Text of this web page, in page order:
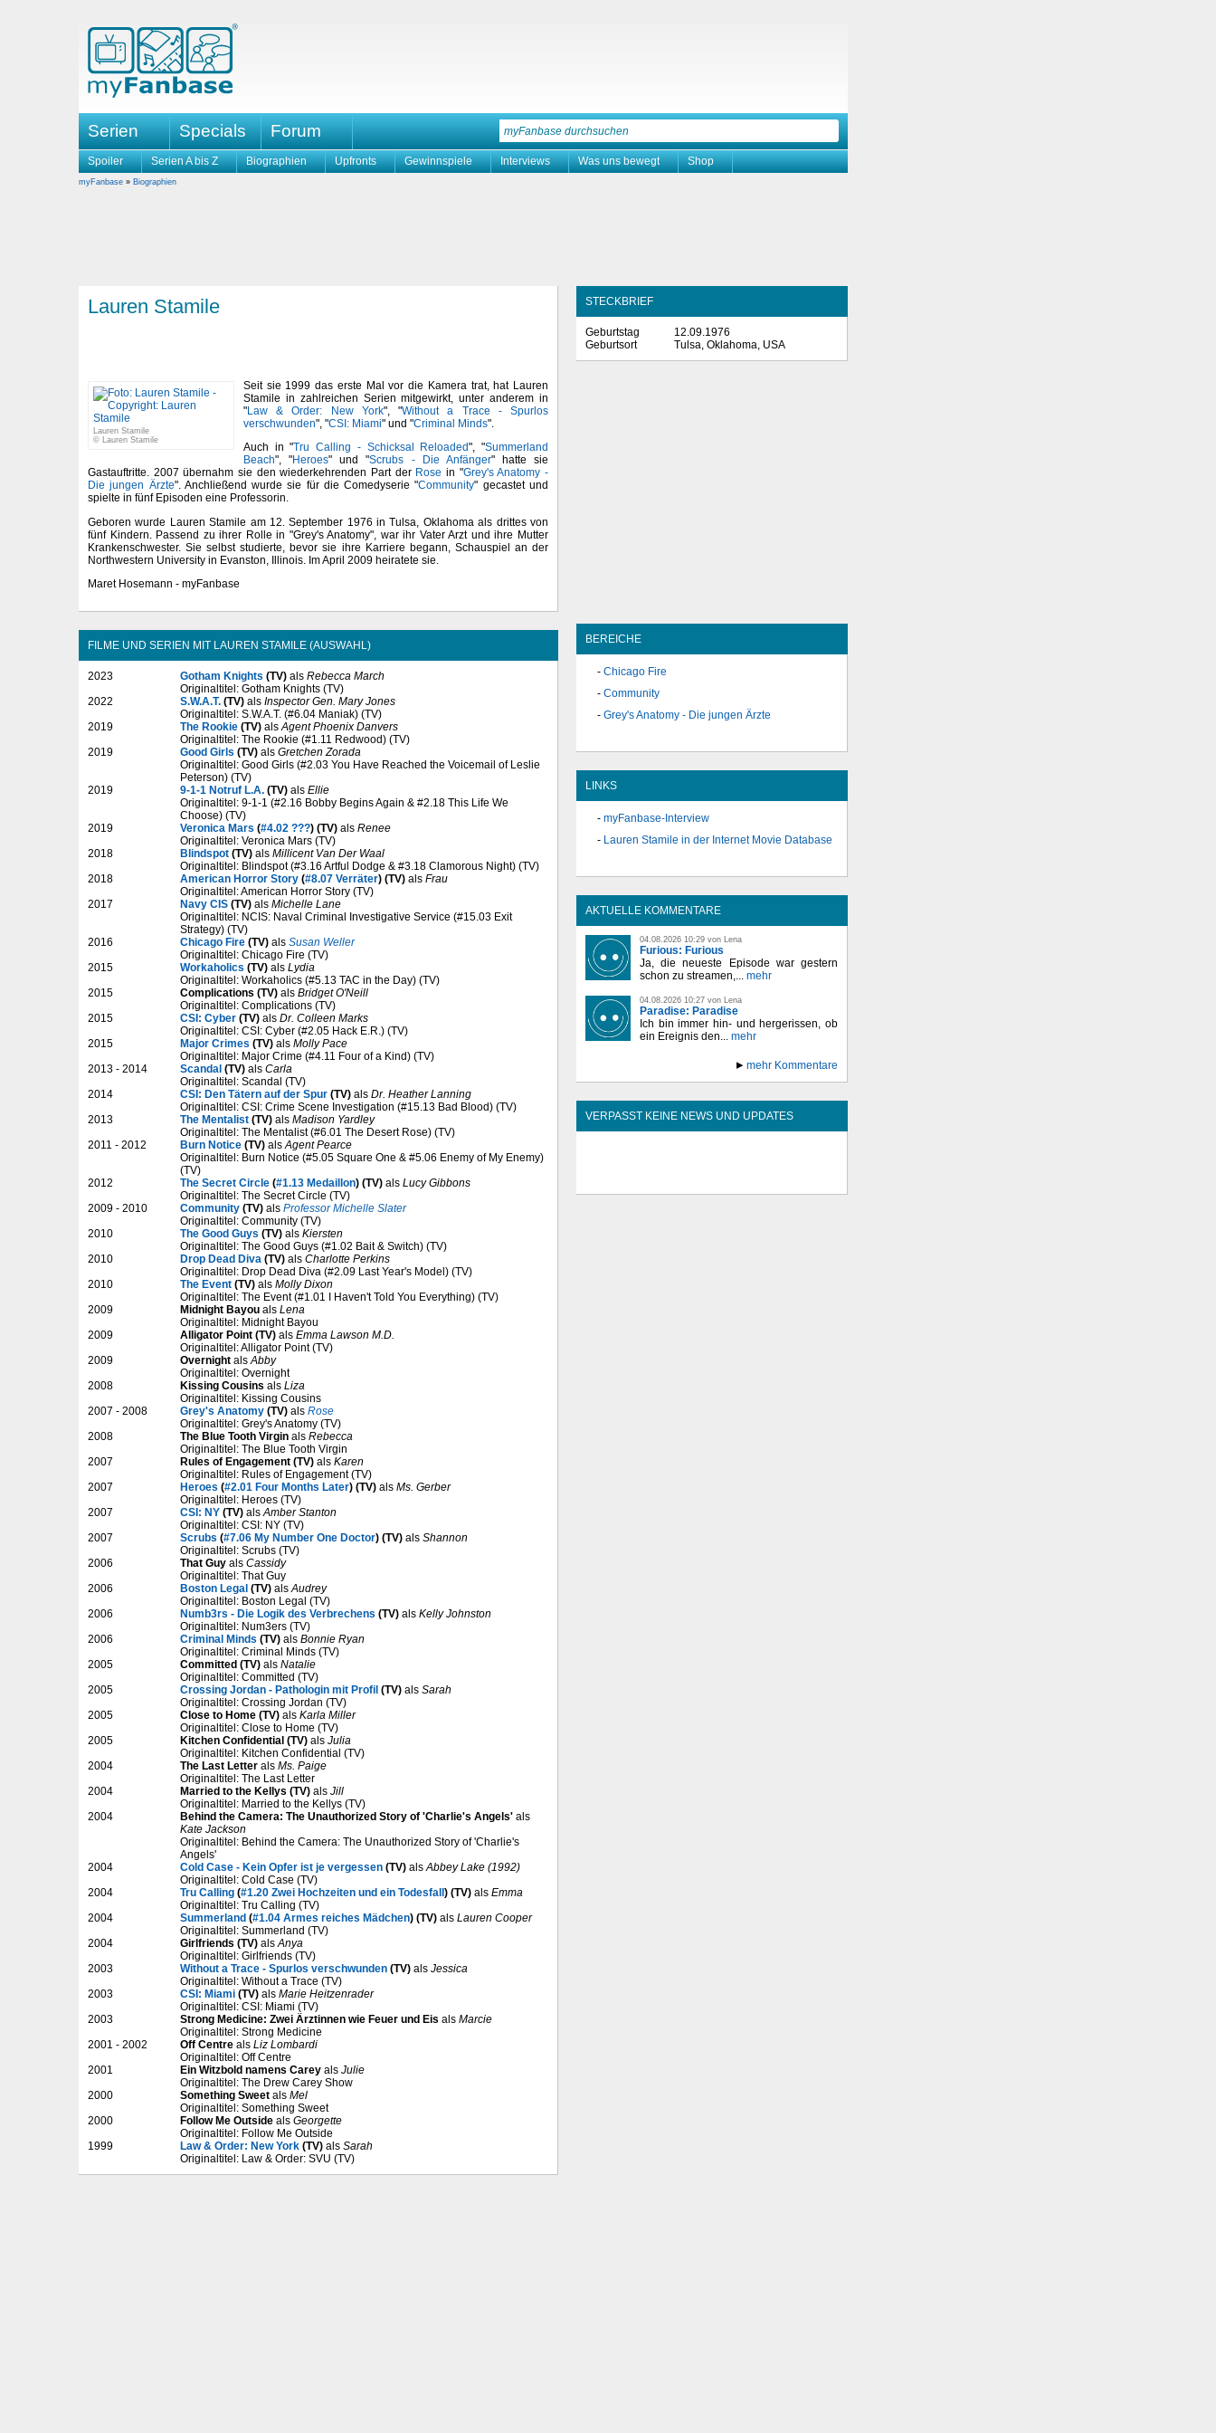
Serien Specials Forum
Spoiler Serien A bis Z Biographien Upfronts Gewinnspiele Interviews Was uns bewegt Shop
myFanbase » Biographien
Lauren Stamile
Lauren Stamile
© Lauren Stamile
Seit sie 1999 das erste Mal vor die Kamera trat, hat Lauren
Stamile in zahlreichen Serien mitgewirkt, unter anderem in
"Law & Order: New York", "Without a Trace - Spurlos
verschwunden", "CSI: Miami" und "Criminal Minds".
Auch in "Tru Calling - Schicksal Reloaded", "Summerland
Beach", "Heroes" und "Scrubs - Die Anfänger" hatte sie
Gastauftritte. 2007 übernahm sie den wiederkehrenden Part der Rose in "Grey's Anatomy -
Die jungen Ärzte". Anchließend wurde sie für die Comedyserie "Community" gecastet und
spielte in fünf Episoden eine Professorin.
Geboren wurde Lauren Stamile am 12. September 1976 in Tulsa, Oklahoma als drittes von
fünf Kindern. Passend zu ihrer Rolle in "Grey's Anatomy", war ihr Vater Arzt und ihre Mutter
Krankenschwester. Sie selbst studierte, bevor sie ihre Karriere begann, Schauspiel an der
Northwestern University in Evanston, Illinois. Im April 2009 heiratete sie.
Maret Hosemann - myFanbase
FILME UND SERIEN MIT LAUREN STAMILE (AUSWAHL)
2023 Gotham Knights (TV) als Rebecca March
Originaltitel: Gotham Knights (TV)
2022
S.W.A.T. (TV) als Inspector Gen. Mary Jones
Originaltitel: S.W.A.T. (#6.04 Maniak) (TV)
2019
The Rookie (TV) alsAgent Phoenix Danvers
Originaltitel: The Rookie (#1.11 Redwood) (TV)
2019
Good Girls (TV) als Gretchen Zorada
Originaltitel: Good Girls (#2.03 You Have Reached the Voicemail of Leslie
Peterson) (TV)
2019
9-1-1 Notruf L.A. (TV) als Ellie
Originaltitel: 9-1-1 (#2.16 Bobby Begins Again & #2.18 This Life We
Choose) (TV)
2019
Veronica Mars (#4.02 ???) (TV) als Renee
Originaltitel: Veronica Mars (TV)
2018
Blindspot (TV) als Millicent Van Der Waal
Originaltitel: Blindspot (#3.16 Artful Dodge & #3.18 Clamorous Night) (TV)
2018
American Horror Story (#8.07 Verräter) (TV) als Frau
Originaltitel: American Horror Story (TV)
2017
Navy CIS (TV) als Michelle Lane
Originaltitel: NCIS: Naval Criminal Investigative Service (#15.03 Exit
Strategy) (TV)
2016
Chicago Fire (TV) als Susan Weller
Originaltitel: Chicago Fire (TV)
2015
Workaholics (TV) als Lydia
Originaltitel: Workaholics (#5.13 TAC in the Day) (TV)
2015
Complications (TV) als Bridget O'Neill
Originaltitel: Complications (TV)
2015
CSI: Cyber (TV) als Dr. Colleen Marks
Originaltitel: CSI: Cyber (#2.05 Hack E.R.) (TV)
2015
Major Crimes (TV) als Molly Pace
Originaltitel: Major Crime (#4.11 Four of a Kind) (TV)
2013 - 2014
Scandal (TV) als Carla
Originaltitel: Scandal (TV)
2014
CSI: Den Tätern auf der Spur (TV) als Dr. Heather Lanning
Originaltitel: CSI: Crime Scene Investigation (#15.13 Bad Blood) (TV)
2013
The Mentalist (TV) als Madison Yardley
Originaltitel: The Mentalist (#6.01 The Desert Rose) (TV)
2011 - 2012
Burn Notice (TV) alsAgent Pearce
Originaltitel: Burn Notice (#5.05 Square One & #5.06 Enemy of My Enemy)
(TV)
2012
The Secret Circle (#1.13 Medaillon) (TV) als Lucy Gibbons
Originaltitel: The Secret Circle (TV)
2009 - 2010
Community (TV) als Professor Michelle Slater
Originaltitel: Community (TV)
2010
The Good Guys (TV) als Kiersten
Originaltitel: The Good Guys (#1.02 Bait & Switch) (TV)
2010
Drop Dead Diva (TV) als Charlotte Perkins
Originaltitel: Drop Dead Diva (#2.09 Last Year's Model) (TV)
2010
The Event (TV) als Molly Dixon
Originaltitel: The Event (#1.01 I Haven't Told You Everything) (TV)
2009
Midnight Bayou als Lena
Originaltitel: Midnight Bayou
2009
Alligator Point (TV) als Emma Lawson M.D.
Originaltitel: Alligator Point (TV)
2009
Overnight alsAbby
Originaltitel: Overnight
2008
Kissing Cousins als Liza
Originaltitel: Kissing Cousins
2007 - 2008
Grey's Anatomy (TV) als Rose
Originaltitel: Grey's Anatomy (TV)
2008
The Blue Tooth Virgin als Rebecca
Originaltitel: The Blue Tooth Virgin
2007
Rules of Engagement (TV) als Karen
Originaltitel: Rules of Engagement (TV)
2007
Heroes (#2.01 Four Months Later) (TV) als Ms. Gerber
Originaltitel: Heroes (TV)
2007
CSI: NY (TV) alsAmber Stanton
Originaltitel: CSI: NY (TV)
2007
Scrubs (#7.06 My Number One Doctor) (TV) als Shannon
Originaltitel: Scrubs (TV)
2006
That Guy als Cassidy
Originaltitel: That Guy
2006
Boston Legal (TV) alsAudrey
Originaltitel: Boston Legal (TV)
2006
Numb3rs - Die Logik des Verbrechens (TV) als Kelly Johnston
Originaltitel: Num3ers (TV)
2006
Criminal Minds (TV) als Bonnie Ryan
Originaltitel: Criminal Minds (TV)
2005
Committed (TV) als Natalie
Originaltitel: Committed (TV)
2005
Crossing Jordan - Pathologin mit Profil (TV) als Sarah
Originaltitel: Crossing Jordan (TV)
2005
Close to Home (TV) als Karla Miller
Originaltitel: Close to Home (TV)
2005
Kitchen Confidential (TV) als Julia
Originaltitel: Kitchen Confidential (TV)
2004
The Last Letter als Ms. Paige
Originaltitel: The Last Letter
2004
Married to the Kellys (TV) als Jill
Originaltitel: Married to the Kellys (TV)
2004
Behind the Camera: The Unauthorized Story of 'Charlie's Angels' als
Kate Jackson
Originaltitel: Behind the Camera: The Unauthorized Story of 'Charlie's
Angels'
2004
Cold Case - Kein Opfer ist je vergessen (TV) alsAbbey Lake (1992)
Originaltitel: Cold Case (TV)
2004
Tru Calling (#1.20 Zwei Hochzeiten und ein Todesfall) (TV) als Emma
Originaltitel: Tru Calling (TV)
2004
Summerland (#1.04 Armes reiches Mädchen) (TV) als Lauren Cooper
Originaltitel: Summerland (TV)
2004
Girlfriends (TV) alsAnya
Originaltitel: Girlfriends (TV)
2003
Without a Trace - Spurlos verschwunden (TV) als Jessica
Originaltitel: Without a Trace (TV)
2003
CSI: Miami (TV) als Marie Heitzenrader
Originaltitel: CSI: Miami (TV)
2003
Strong Medicine: Zwei Ärztinnen wie Feuer und Eis als Marcie
Originaltitel: Strong Medicine
2001 - 2002
Off Centre als Liz Lombardi
Originaltitel: Off Centre
2001
Ein Witzbold namens Carey als Julie
Originaltitel: The Drew Carey Show
2000
Something Sweet als Mel
Originaltitel: Something Sweet
2000
Follow Me Outside als Georgette
Originaltitel: Follow Me Outside
1999
Law & Order: New York (TV) als Sarah
Originaltitel: Law & Order: SVU (TV)
STECKBRIEF
Geburtstag
12.09.1976
Geburtsort
Tulsa, Oklahoma, USA
BEREICHE
Chicago Fire
Community
Grey's Anatomy - Die jungen Ärzte
LINKS
myFanbase-Interview
Lauren Stamile in der Internet Movie Database
AKTUELLE KOMMENTARE
04.08.2026 10:29 von Lena
Furious: Furious
Ja, die neueste Episode war gestern
schon zu streamen,... mehr
04.08.2026 10:27 von Lena
Paradise: Paradise
Ich bin immer hin- und hergerissen, ob
ein Ereignis den... mehr
mehr Kommentare
VERPASST KEINE NEWS UND UPDATES